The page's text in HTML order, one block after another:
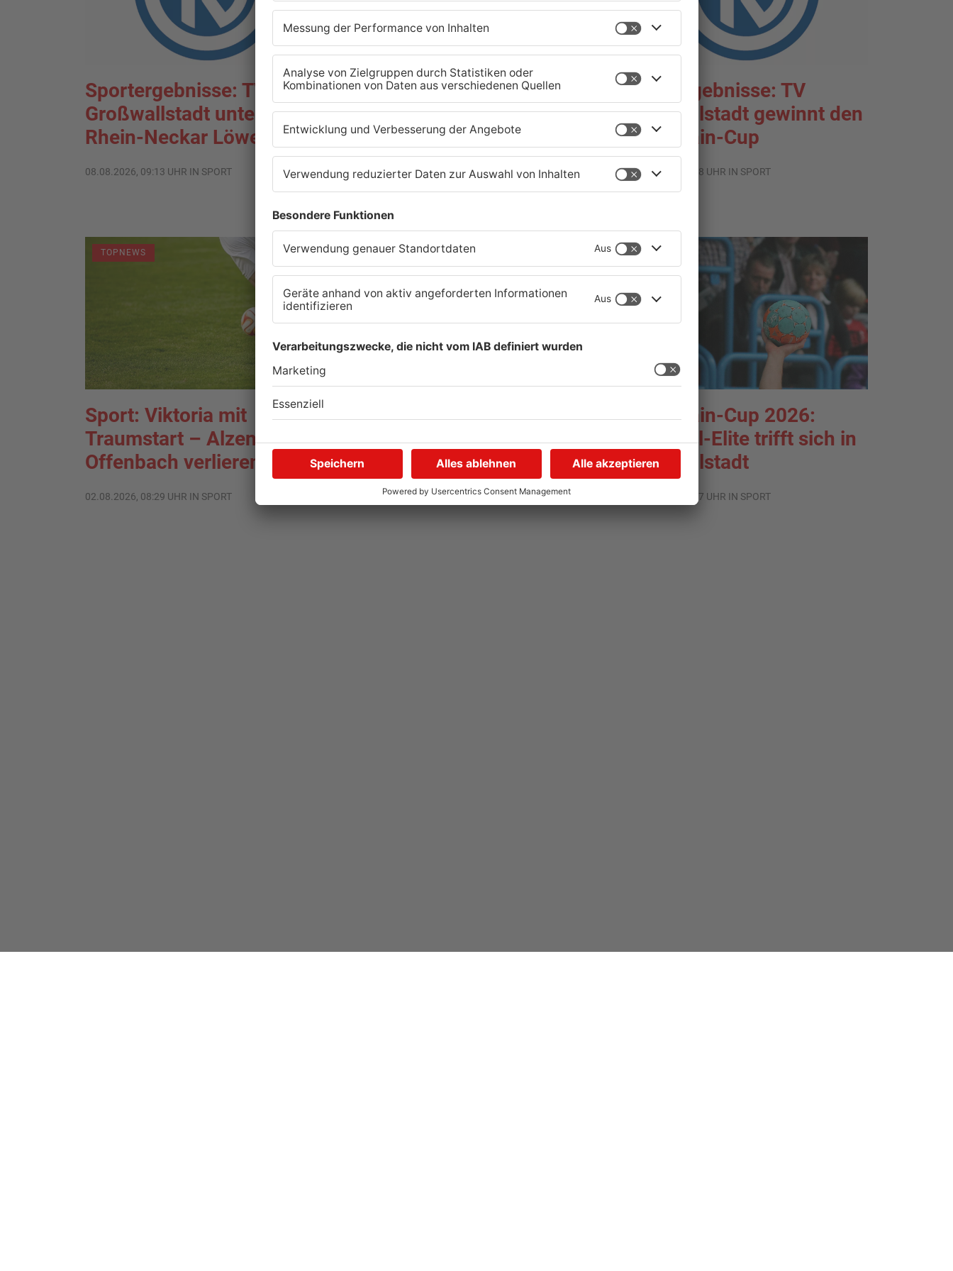
Sportergebnisse: TV
Großwallstadt unterliegt
Rhein-Neckar Löwen
08.08.2026, 09:13 UHR IN SPORT
Fußball: Viktoria
Aschaffenburg verliert
gegen TSV-Aubstadt
05.08.2026, 04:30 UHR IN SPORT
Sportergebnisse: TV
Großwallstadt gewinnt den
Untermain-Cup
03.08.2026, 07:38 UHR IN SPORT
TOPNEWS
Sport: Viktoria mit
Traumstart – Alzenau und
Offenbach verlieren
02.08.2026, 08:29 UHR IN SPORT
TOPNEWS
Saisonstart für Viktoria
Aschaffenburg und Bayern
Alzenau
01.08.2026, 08:40 UHR IN SPORT
TOPNEWS
Untermain-Cup 2026:
Handball-Elite trifft sich in
Großwallstadt
01.08.2026, 08:37 UHR IN SPORT